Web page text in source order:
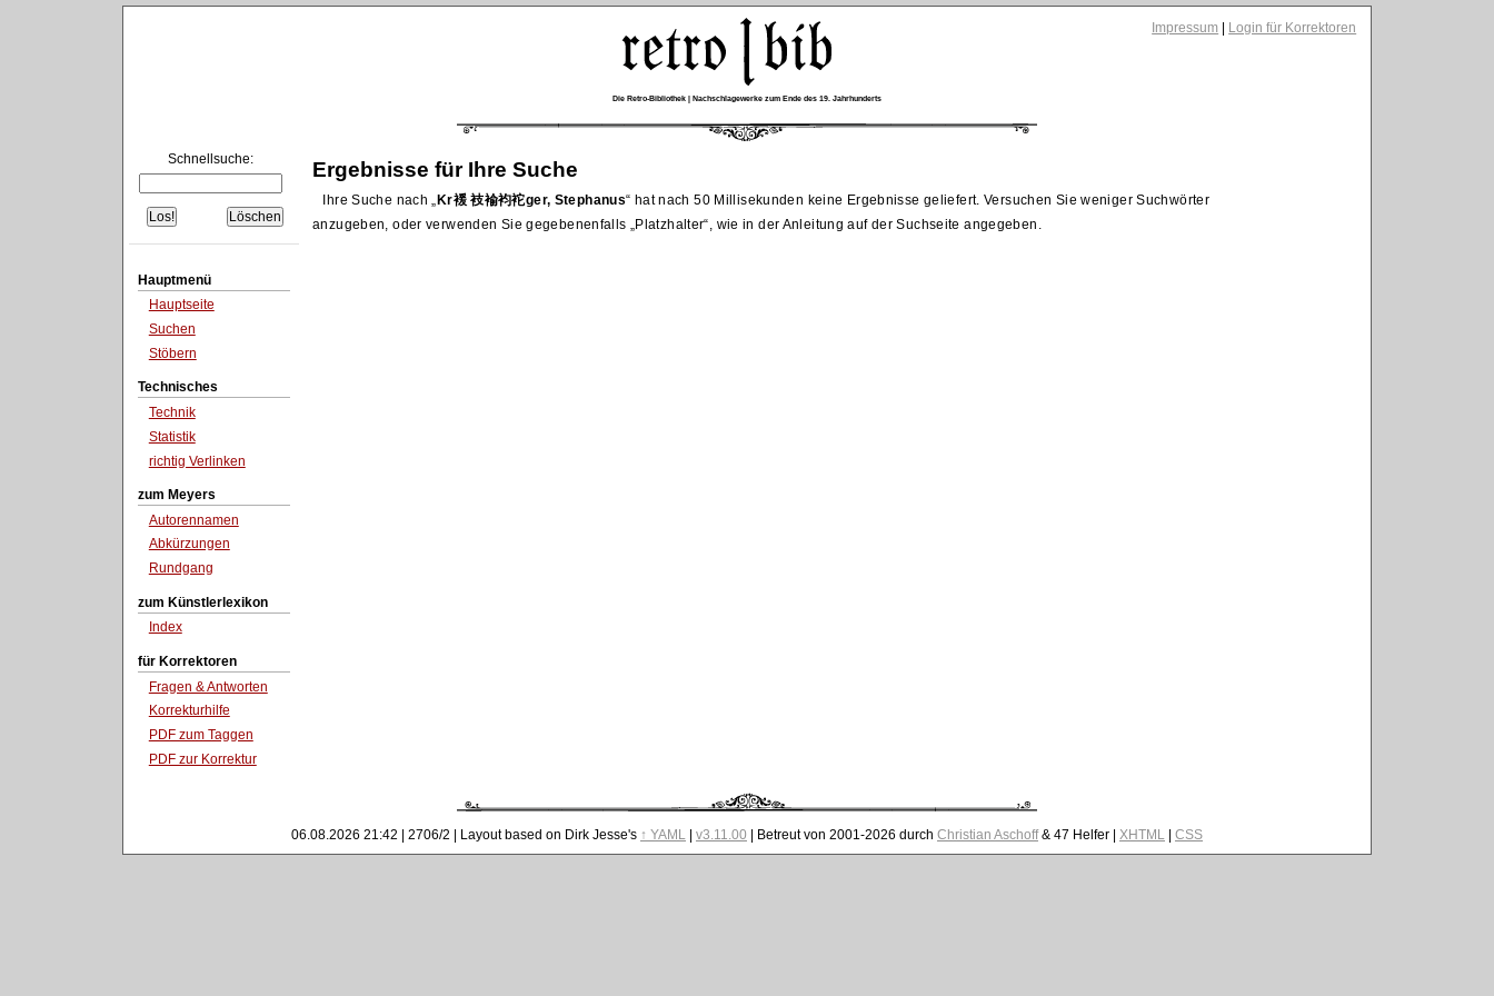
Impressum Login für Korrektoren
Die Retro-Bibliothek | Nachschlagewerke zum Ende des 19. Jahrhunderts
Schnellsuche:
Hauptmenü
Hauptseite
Suchen
Stöbern
Technisches
Technik
Statistik
richtig Verlinken
zum Meyers
Autorennamen
Abkürzungen
Rundgang
zum Künstlerlexikon
Index
für Korrektoren
Fragen & Antworten
Korrekturhilfe
PDF zum Taggen
PDF zur Korrektur
Ergebnisse für Ihre Suche
Ihre Suche nach Kr褑 衼褕袀袉ger, Stephanus
hat nach 50 Millisekunden keine Ergebnisse geliefert. Versuchen Sie weniger Suchwörter
anzugeben, oder verwenden Sie gegebenenfalls
Platzhalter , wie in der Anleitung auf der Suchseite angegeben.
06.08.2026 21:42 | 2706/2 | Layout based on Dirk Jesse's ↑ YAML| v3.11.00 | Betreut von 2001-2026 durch Christian Aschoff& 47 Helfer | XHTML| CSS